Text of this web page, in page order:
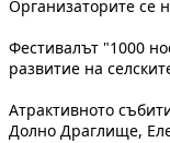
Организаторите се
Фестивалът "1000
развитие на
Атрактивното
Долно Драглище,